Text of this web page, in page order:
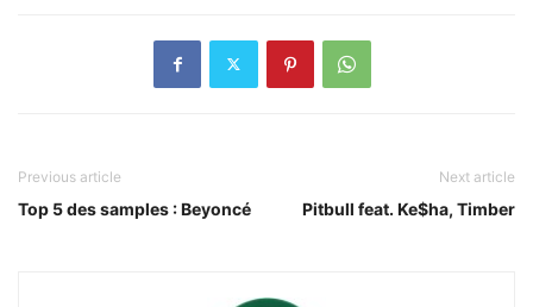
Previous article
Top 5 des samples : Beyoncé
Next article
Pitbull feat. Ke$ha, Timber